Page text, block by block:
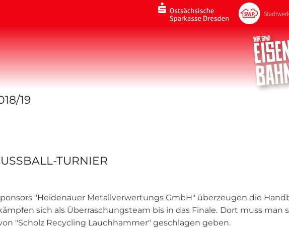
19
TURNIER
"Heidenauer Metallverwertungs GmbH" überzeugen die
sich als Überraschungsteam bis in das Finale. Dort muss man
"Scholz Recycling Lauchhammer" geschlagen geben.